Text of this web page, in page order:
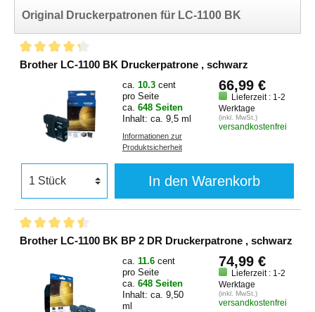
Original Druckerpatronen für LC-1100 BK
Brother LC-1100 BK Druckerpatrone , schwarz
ca. 10.3 cent
pro Seite
ca. 648 Seiten
Inhalt: ca. 9,5 ml
Informationen zur
Produktsicherheit
66,99 €
Lieferzeit : 1-2
Werktage
(inkl. MwSt.)
versandkostenfrei
In den Warenkorb
Brother LC-1100 BK BP 2 DR Druckerpatrone , schwarz
ca. 11.6 cent
pro Seite
ca. 648 Seiten
Inhalt: ca. 9,50
ml
74,99 €
Lieferzeit : 1-2
Werktage
(inkl. MwSt.)
versandkostenfrei